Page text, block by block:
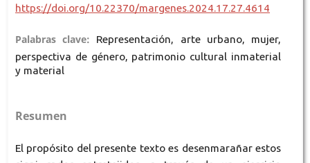
https://doi.org/10.22370/margenes.2024.17.27.4614
Palabras clave: Representación, arte urbano, mujer,
perspectiva de género, patrimonio cultural inmaterial
y material
Resumen
El propósito del presente texto es desenmarañar estos